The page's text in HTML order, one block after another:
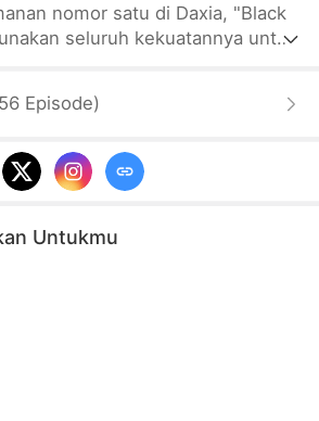
nomor satu di Daxia, "Black
seluruh kekuatannya untuk
hidup Anda! Kejahatan,
jelas selama pengawalan.
56 Episode)
Untukmu